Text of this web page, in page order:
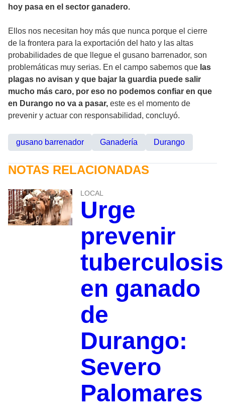
hoy pasa en el sector ganadero.
Ellos nos necesitan hoy más que nunca porque el cierre
de la frontera para la exportación del hato y las altas
probabilidades de que llegue el gusano barrenador, son
problemáticas muy serias. En el campo sabemos que las
plagas no avisan y que bajar la guardia puede salir
mucho más caro, por eso no podemos confiar en que
en Durango no va a pasar, este es el momento de
prevenir y actuar con responsabilidad, concluyó.
gusano barrenador Ganadería Durango
NOTAS RELACIONADAS
LOCAL
Urge
prevenir
tuberculosis
en ganado
de
Durango:
Severo
Palomares